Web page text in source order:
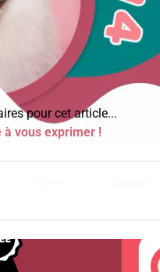
pour cet article...
vous exprimer !